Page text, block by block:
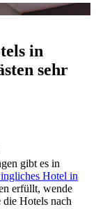
in
sehr
gibt es in
Hotel in
erfüllt, wende
Hotels nach